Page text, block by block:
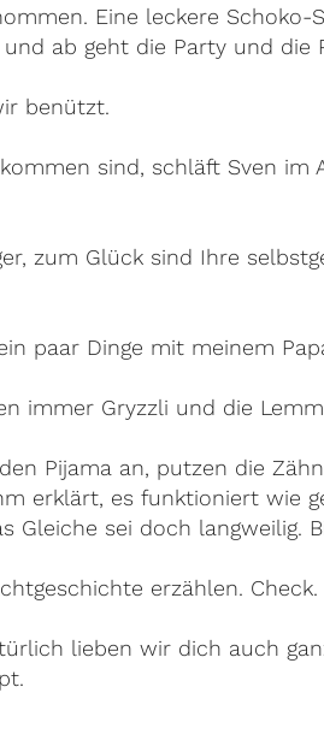
Eine leckere Schoko-
ab geht die Party und die
benützt.
sind, schläft Sven im
zum Glück sind Ihre
paar Dinge mit meinem
immer Gryzzli und die
Pijama an, putzen die
erklärt, es funktioniert wie
sei doch langweilig.
erzählen. Check.
lieben wir dich auch